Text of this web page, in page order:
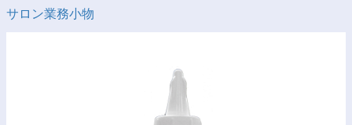
サロン業務小物